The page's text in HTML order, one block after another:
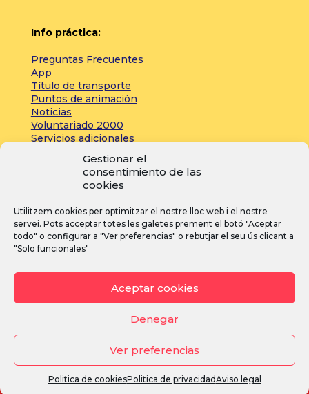
Gestionar el
consentimiento de las
cookies
Utilitzem cookies per optimitzar el nostre lloc web i el nostre
servei. Pots acceptar totes les galetes prement el botó "Aceptar
todo" o configurar a "Ver preferencias" o rebutjar el seu ús clicant a
"Solo funcionales"
Aceptar cookies
Denegar
Ver preferencias
Politica de cookiesPolitica de privacidadAviso legal
Info práctica:
Preguntas Frecuentes
App
Título de transporte
Puntos de animación
Noticias
Voluntariado 2000
Servicios adicionales
Zona de prensa:
Acreditaciones
Inscripciones
Noticias
I
t
F
e
o
Y
T
b
Aviso legal· Política de privacidad·Política de cookies